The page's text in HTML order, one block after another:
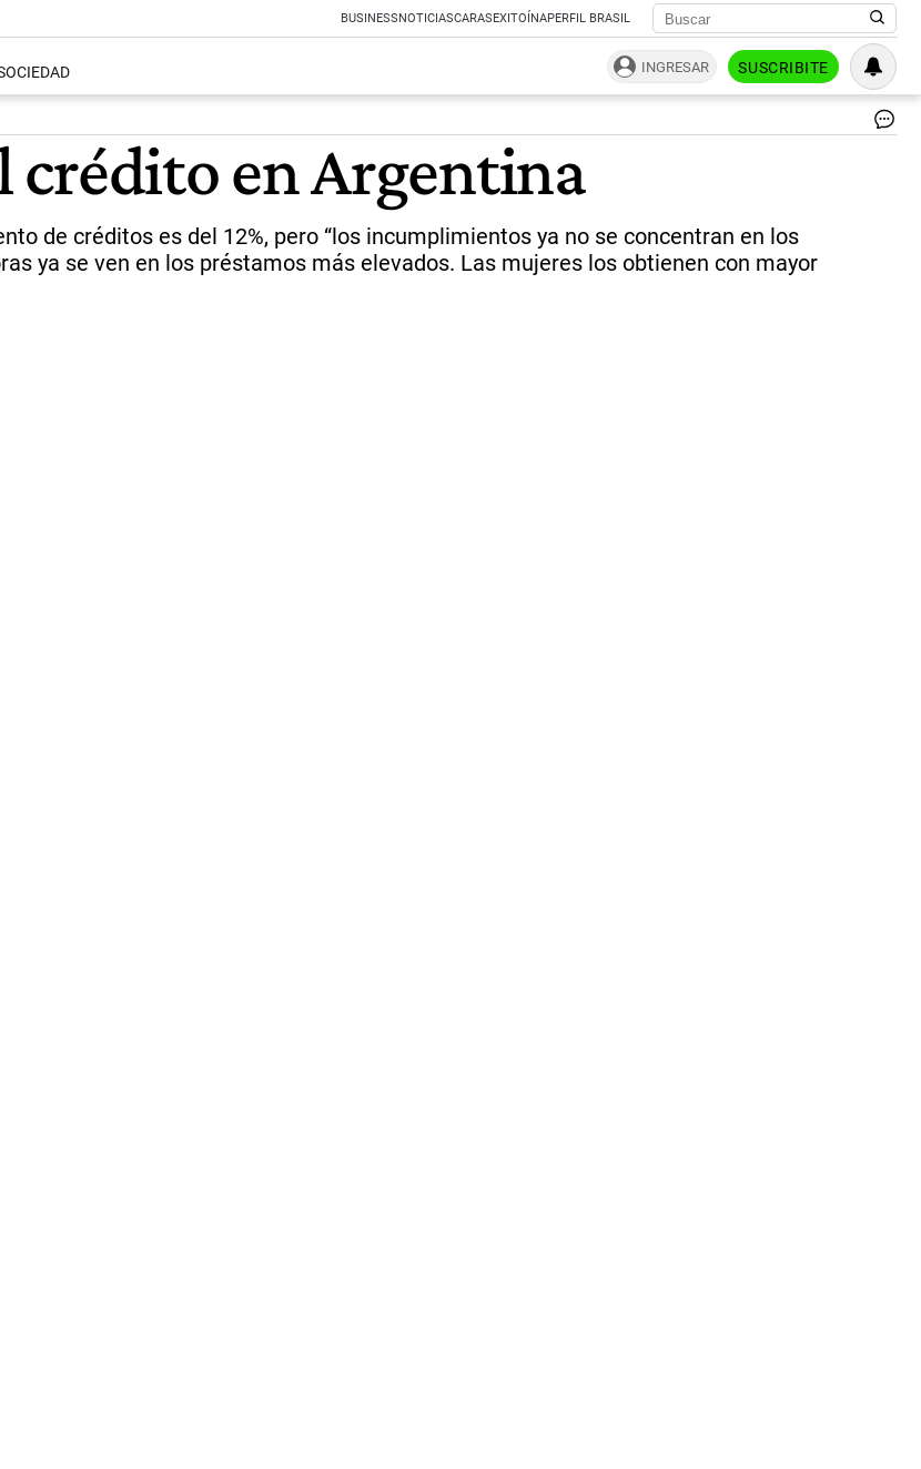
BUSINESSNOTICIASCARASEXITOÍNAPERFIL BRASIL
INGRESAR SUSCRIBITE
crédito en Argentina
de créditos es del 12%, pero “los incumplimientos ya no se concentran en los
ya se ven en los préstamos más elevados. Las mujeres los obtienen con mayor